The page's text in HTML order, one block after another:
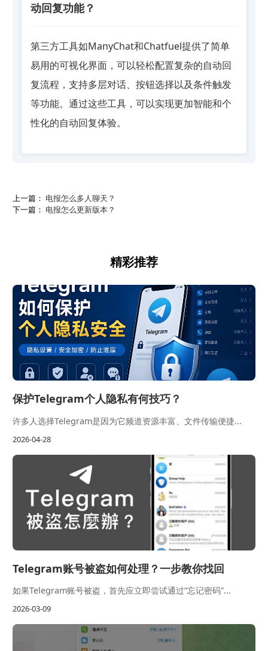
动回复功能？
第三方工具如ManyChat和Chatfuel提供了简单
易用的可视化界面，可以轻松配置复杂的自动回
复流程，支持多层对话、按钮选择以及条件触发
等功能。通过这些工具，可以实现更加智能和个
性化的自动回复体验。
上一篇： 电报怎么多人聊天？
下一篇： 电报怎么更新版本？
精彩推荐
保护Telegram个人隐私有何技巧？
许多人选择Telegram是因为它频道资源丰富、文件传输便捷...
2026-04-28
Telegram账号被盗如何处理？一步教你找回
如果Telegram账号被盗，首先应立即尝试通过“忘记密码”...
2026-03-09